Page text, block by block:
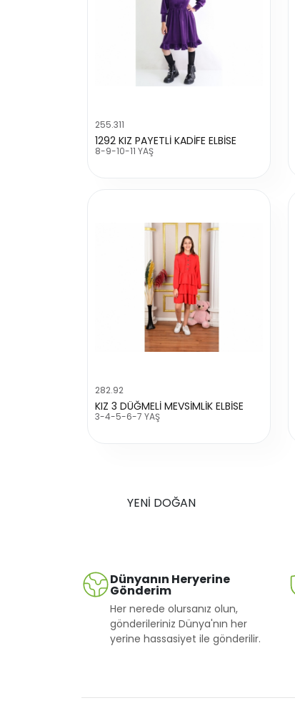
255.311
1292 KIZ PAYETLİ KADİFE ELBİSE
8-9-10-11 YAŞ
282.92
KIZ 3 DÜĞMELİ MEVSİMLİK ELBİSE
3-4-5-6-7 YAŞ
YENİ DOĞAN
Dünyanın Heryerine
Gönderim
Her nerede olursanız olun,
gönderileriniz Dünya'nın her
yerine hassasiyet ile gönderilir.